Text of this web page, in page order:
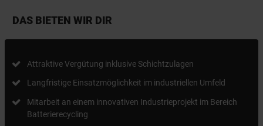
DAS BIETEN WIR DIR
Attraktive Vergütung inklusive Schichtzulagen
Langfristige Einsatzmöglichkeit im industriellen Umfeld
Mitarbeit an einem innovativen Industrieprojekt im Bereich
Batterierecycling